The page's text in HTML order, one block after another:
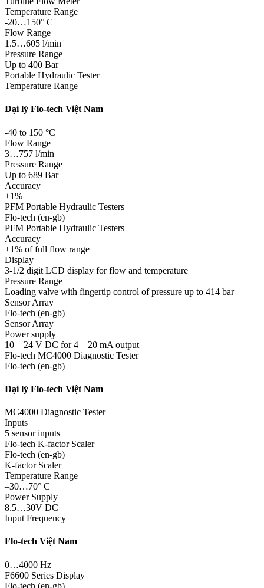
Temperature Range
-20…150° C
Flow Range
1.5…605 l/min
Pressure Range
Up to 400 Bar
Portable Hydraulic Tester
Temperature Range
Đại lý Flo-tech Việt Nam
-40 to 150 °C
Flow Range
3…757 l/min
Pressure Range
Up to 689 Bar
Accuracy
±1%
PFM Portable Hydraulic Testers
Flo-tech (en-gb)
PFM Portable Hydraulic Testers
Accuracy
±1% of full flow range
Display
3-1/2 digit LCD display for flow and temperature
Pressure Range
Loading valve with fingertip control of pressure up to 414 bar
Sensor Array
Flo-tech (en-gb)
Sensor Array
Power supply
10 – 24 V DC for 4 – 20 mA output
Flo-tech MC4000 Diagnostic Tester
Flo-tech (en-gb)
Đại lý Flo-tech Việt Nam
MC4000 Diagnostic Tester
Inputs
5 sensor inputs
Flo-tech K-factor Scaler
Flo-tech (en-gb)
K-factor Scaler
Temperature Range
–30…70° C
Power Supply
8.5…30V DC
Input Frequency
Flo-tech Việt Nam
0…4000 Hz
F6600 Series Display
Flo-tech (en-gb)